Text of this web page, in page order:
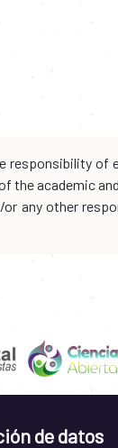
responsibility
academic
any other
de datos